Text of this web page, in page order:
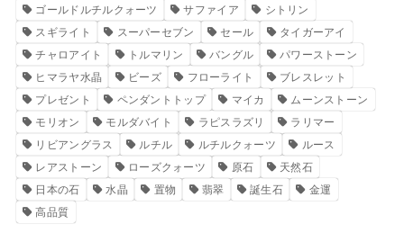
ゴールドルチルクォーツ
サファイア
シトリン
スギライト
スーパーセブン セール
タイガーアイ
チャロアイト
トルマリン バングル
パワーストーン
ヒマラヤ水晶
ビーズ フローライト
ブレスレット
プレゼント
ペンダントトップ マイカ
ムーンストーン
モリオン
モルダバイト ラピスラズリ
ラリマー
リビアングラス
ルチル ルチルクォーツ
ルース
レアストーン
ローズクォーツ 原石
天然石
日本の石
水晶 置物 翡翠 誕生石
金運
高品質